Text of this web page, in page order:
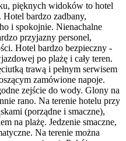
pięknych widoków to hotel
bardzo zadbany,
i spokojnie. Nienachalne
przyjazny personel,
Hotel bardzo bezpieczny -
po plażę i cały teren.
trawą i pełnym serwisem
zamówione napoje.
zejście do wody. Glony na
rano. Na terenie hotelu przy
(porządne i smaczne),
na plażę. Jedzenie smaczne,
Na terenie można